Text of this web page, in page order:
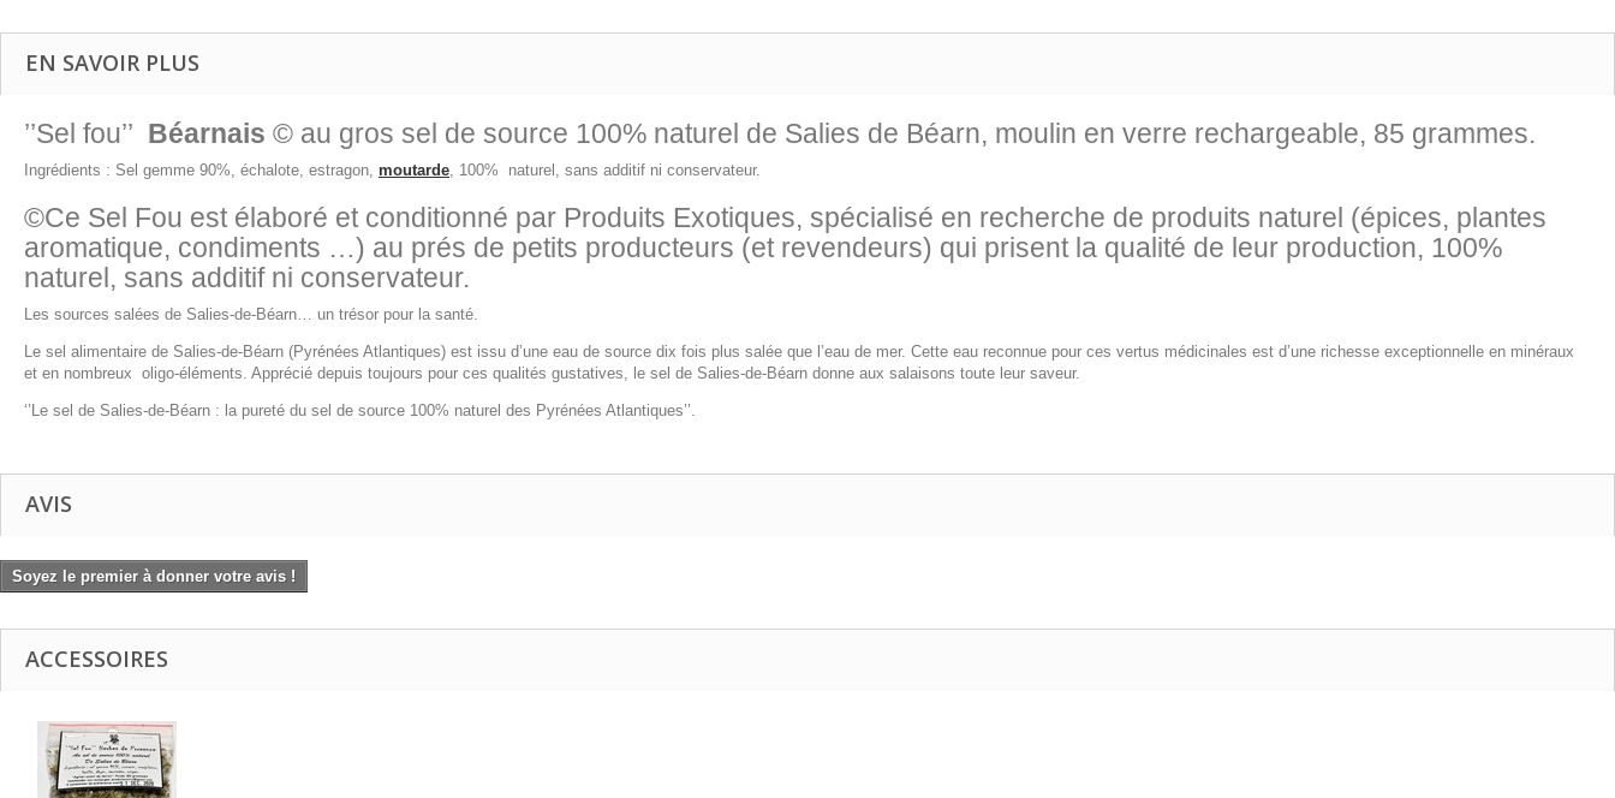
EN SAVOIR PLUS
’’Sel fou’’ Béarnais © au gros sel de source 100% naturel de Salies de Béarn, moulin en verre rechargeable, 85 grammes.
Ingrédients : Sel gemme 90%, échalote, estragon, moutarde, 100% naturel, sans additif ni conservateur.
©Ce Sel Fou est élaboré et conditionné par Produits Exotiques, spécialisé en recherche de produits naturel (épices, plantes
aromatique, condiments …) au prés de petits producteurs (et revendeurs) qui prisent la qualité de leur production, 100%
naturel, sans additif ni conservateur.
Les sources salées de Salies-de-Béarn… un trésor pour la santé.
Le sel alimentaire de Salies-de-Béarn (Pyrénées Atlantiques) est issu d’une eau de source dix fois plus salée que l’eau de mer. Cette eau reconnue pour ces vertus médicinales est d’une richesse exceptionnelle en minéraux
et en nombreux oligo-éléments. Apprécié depuis toujours pour ces qualités gustatives, le sel de Salies-de-Béarn donne aux salaisons toute leur saveur.
‘’Le sel de Salies-de-Béarn : la pureté du sel de source 100% naturel des Pyrénées Atlantiques’’.
AVIS
Soyez le premier à donner votre avis !
ACCESSOIRES